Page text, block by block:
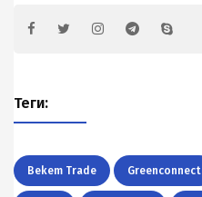
Теги:
Bekem Trade Greenconnect